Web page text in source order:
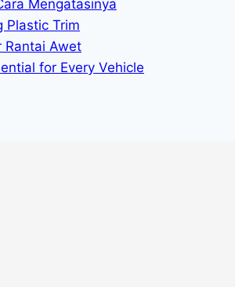
Mengatasinya
Plastic Trim
Rantai Awet
for Every Vehicle